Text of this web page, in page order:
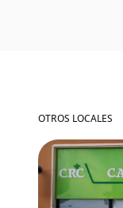
OTROS LOCALES